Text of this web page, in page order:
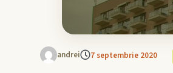
andrei 7 septembrie 2020